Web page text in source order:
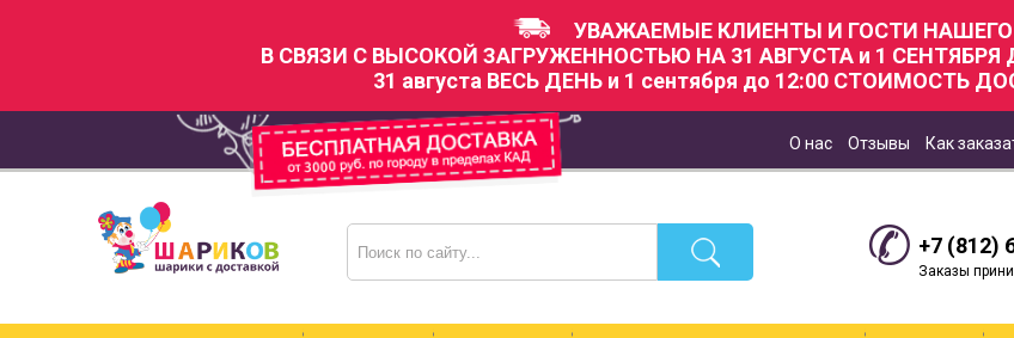
УВАЖАЕМЫЕ КЛИЕНТЫ И ГОСТИ НАШЕГО
В СВЯЗИ С ВЫСОКОЙ ЗАГРУЖЕННОСТЬЮ НА 31 АВГУСТА и 1
31 августа ВЕСЬ ДЕНЬ и 1 сентября до 12:00 СТОИМОСТЬ
О нас Отзывы Как
+7 (812)
Заказы